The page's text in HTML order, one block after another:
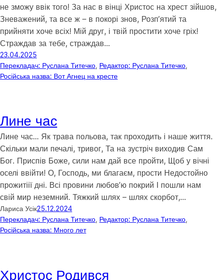
не зможу ввік того! За нас в вінці Христос на хрест зійшов,
Зневажений, та все ж – в покорі знов, Розпʼятий та
прийняти хоче всіх! Мій друг, і твій простити хоче гріх!
Страждав за тебе, страждав…
23.04.2025
Перекладач: Руслана Титечко Редактор: Руслана Титечко
Російська назва: Вот Агнец на кресте
Лине час
Лине час… Як трава польова, так проходить і наше життя.
Скільки мали печалі, тривог, Та на зустріч виходив Сам
Бог. Приспів Боже, сили нам дай все пройти, Щоб у вічні
оселі ввійти! О, Господь, ми благаєм, прости Недостойно
прожитіії дні. Всі провини любовʼю покрий І пошли нам
свій мир неземний. Тяжкий шлях – шлях скорбот,…
Лариса Усік25.12.2024
Перекладач: Руслана Титечко Редактор: Руслана Титечко
Російська назва: Много лет
Христос Родився